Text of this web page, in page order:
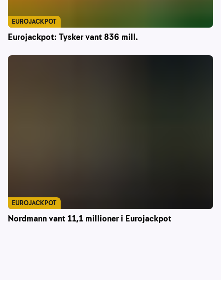
Eurojackpot: Tysker vant 836 mill.
EUROJACKPOT
Nordmann vant 11,1 millioner i Eurojackpot
EUROJACKPOT